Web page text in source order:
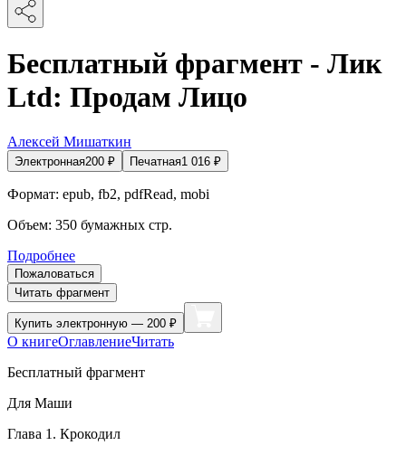
Бесплатный фрагмент - Лик
Ltd: Продам Лицо
Алексей Мишаткин
Электронная200 ₽ Печатная1 016 ₽
Формат: epub, fb2, pdfRead, mobi
Объем: 350 бумажных стр.
Подробнее
Пожаловаться
Читать фрагмент
Купить электронную — 200 ₽
О книгеОглавлениеЧитать
Бесплатный фрагмент
Для Маши
Глава 1. Крокодил